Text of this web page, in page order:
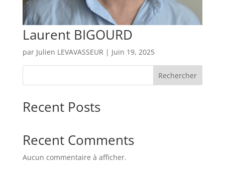
Laurent BIGOURD
par Julien LEVAVASSEUR | Juin 19, 2025
Rechercher
Recent Posts
Recent Comments
Aucun commentaire à afficher.